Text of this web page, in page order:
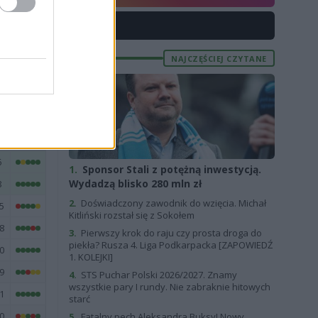
NAJCZĘŚCIEJ CZYTANE
1. Sponsor Stali z potężną inwestycją.
Wydadzą blisko 280 mln zł
2. Doświadczony zawodnik do wzięcia. Michał
Kitliński rozstał się z Sokołem
3. Pierwszy krok do raju czy prosta droga do
piekła? Rusza 4. Liga Podkarpacka [ZAPOWIEDŹ
1. KOLEJKI]
4. STS Puchar Polski 2026/2027. Znamy
wszystkie pary I rundy. Nie zabraknie hitowych
starć